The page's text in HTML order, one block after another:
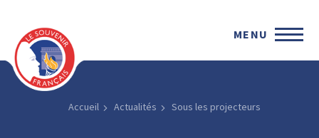
MENU
Accueil Actualités Sous les projecteurs